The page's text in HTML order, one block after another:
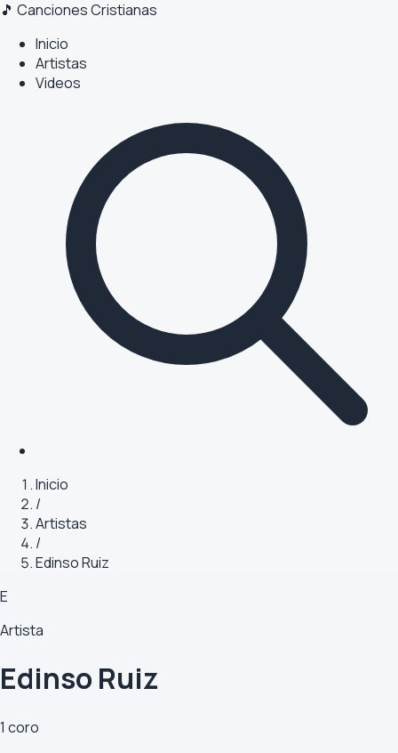
🎵 Canciones Cristianas
Inicio
Artistas
Videos
Inicio
/
Artistas
/
Edinso Ruiz
E
Artista
Edinso Ruiz
1 coro